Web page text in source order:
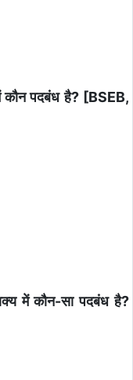
कौन पदबंध है? [BSEB,
में कौन-सा पदबंध है?